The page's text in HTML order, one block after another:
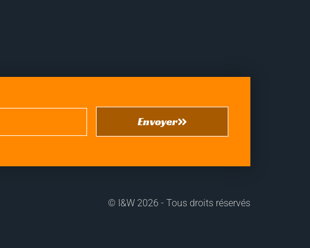
Envoyer
© I&W 2026 - Tous droits réservés